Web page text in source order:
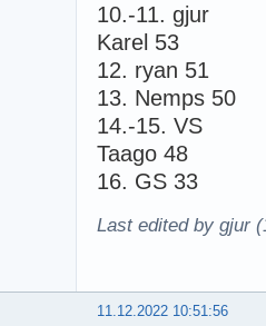
10.-11. gjur
Karel 53
12. ryan 51
13. Nemps 50
14.-15. VS
Taago 48
16. GS 33
Last edited by gjur
11.12.2022 10:51:56